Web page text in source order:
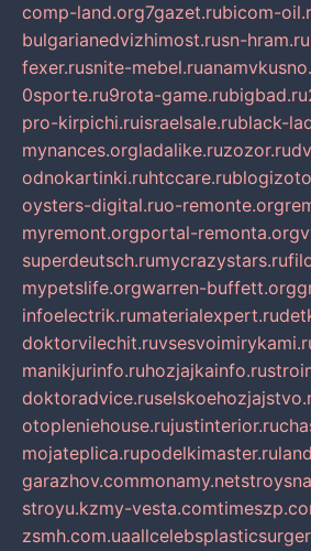
comp-land.org7gazet.rubicom-
bulgarianedvizhimost.rusn-hram.ru
fexer.rusnite-mebel.ru
0sporte.ru9rota-game.rubigbad.ru
pro-kirpichi.ruisraelsale.rublack-
mynances.orgladalike.ruzozor.ru
odnokartinki.ruhtccare.ru
oysters-digital.ruo-remonte.org
myremont.orgportal-remonta.org
superdeutsch.rumycrazystars.ru
mypetslife.orgwarren-buffett.org
infoelectrik.rumaterialexpert.ru
doktorvilechit.ru
manikjurinfo.ruhozjajkainfo.ru
doktoradvice.ru
otopleniehouse.rujustinterior.ru
mojateplica.rupodelkimaster.ru
garazhov.commonamy.net
stroyu.kzmy-vesta.com
zsmh.com.ua